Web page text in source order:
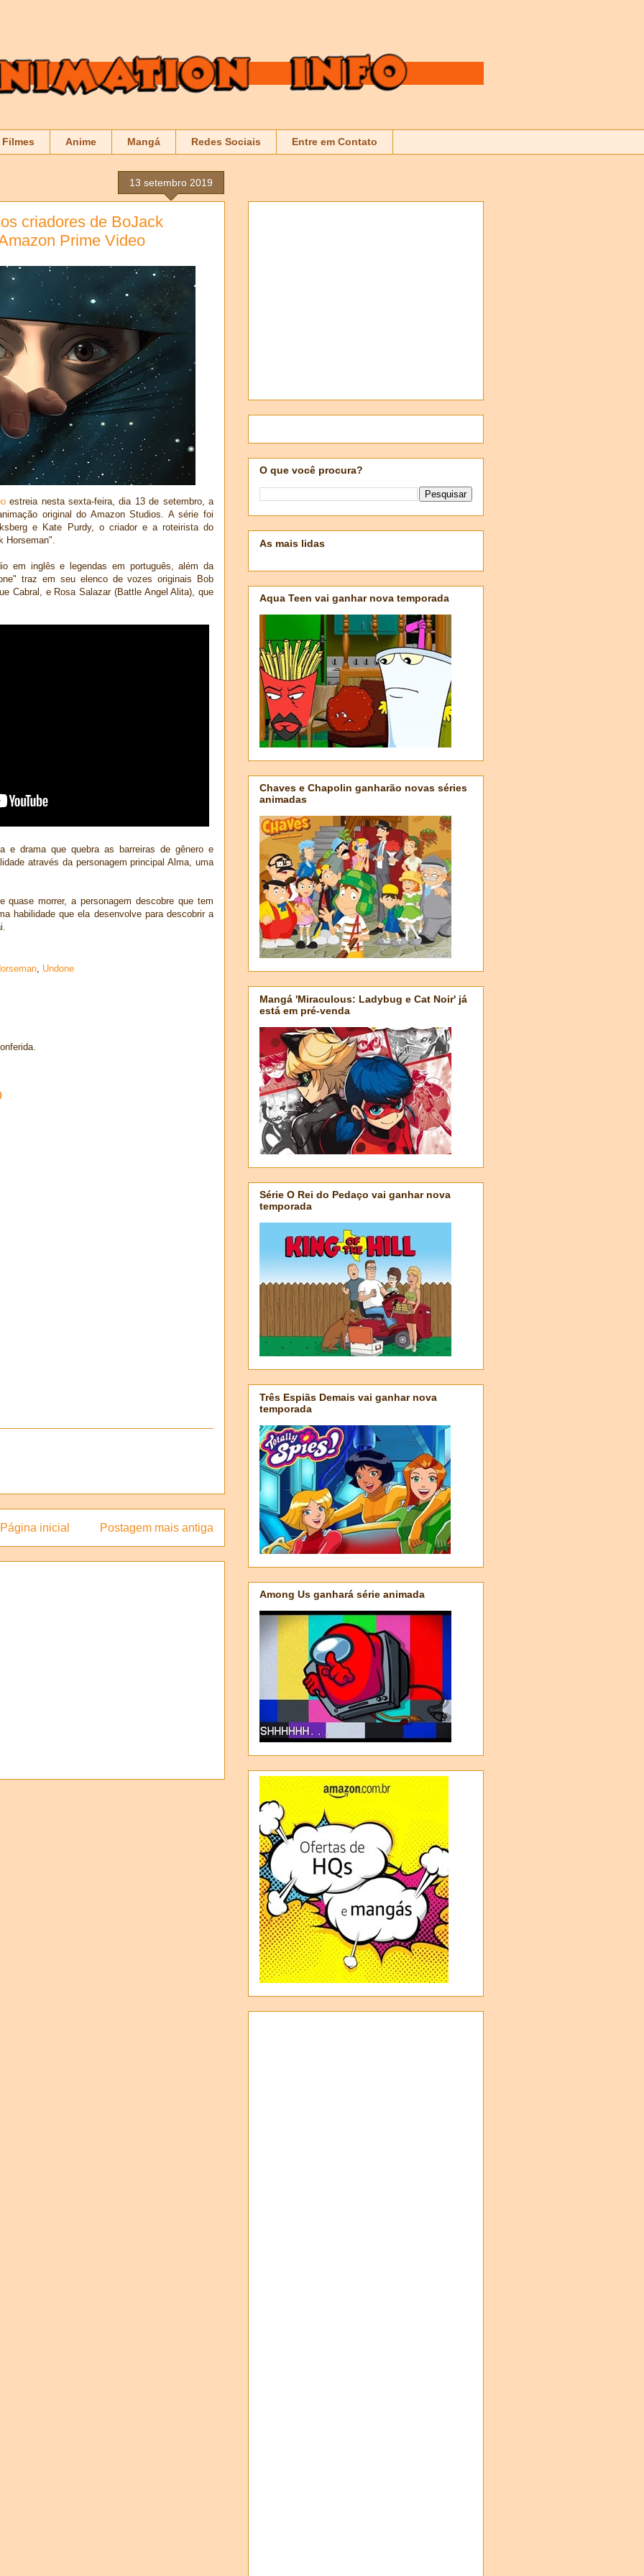
Filmes Anime Mangá Redes Sociais Entre em Contato
13 setembro 2019
criadores de BoJack
Prime Video
estreia nesta sexta-feira, dia 13 de setembro, a
original do Amazon Studios. A série foi
e Kate Purdy, o criador e a roteirista do
Horseman".
em inglês e legendas em português, além da
traz em seu elenco de vozes originais Bob
Cabral, e Rosa Salazar (Battle Angel Alita), que
e drama que quebra as barreiras de gênero e
através da personagem principal Alma, uma
quase morrer, a personagem descobre que tem
habilidade que ela desenvolve para descobrir a
, Undone
Postagem mais antiga
Página inicial
O que você procura?
As mais lidas
Aqua Teen vai ganhar nova temporada
Chaves e Chapolin ganharão novas séries
animadas
Mangá 'Miraculous: Ladybug e Cat Noir' já
está em pré-venda
Série O Rei do Pedaço vai ganhar nova
temporada
Três Espiãs Demais vai ganhar nova
temporada
Among Us ganhará série animada